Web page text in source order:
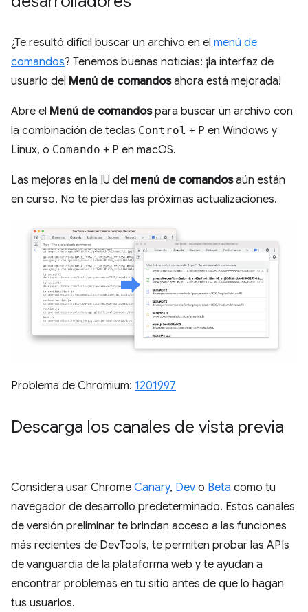
¿Te resultó difícil buscar un archivo en el menú de
comandos? Tenemos buenas noticias: ¡la interfaz de
usuario del Menú de comandosahora está mejorada!
Abre el Menú de comandospara buscar un archivo con
la combinación de teclas Control + P en Windows y
Linux, o Comando + P en macOS.
Las mejoras en la IU del menú de comandosaún están
en curso. No te pierdas las próximas actualizaciones.
Problema de Chromium: 1201997
Descarga los canales de vista previa
Considera usar Chrome Canary, Dev o Beta como tu
navegador de desarrollo predeterminado. Estos canales
de versión preliminar te brindan acceso a las funciones
más recientes de DevTools, te permiten probar las APIs
de vanguardia de la plataforma web y te ayudan a
encontrar problemas en tu sitio antes de que lo hagan
tus usuarios.